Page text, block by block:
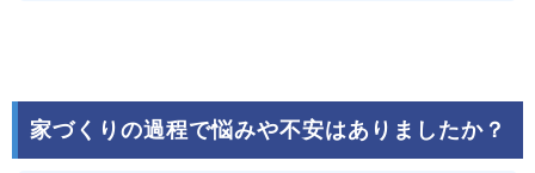
家づくりの過程で悩みや不安はありましたか？